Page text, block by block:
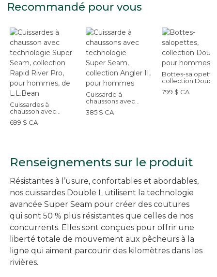
Recommandé pour vous
Cuissardes à
chausson avec
technologie Super
Seam, collection
699 $ CA
Cuissarde à
chaussons avec
technologie
Super Seam,
385 $ CA
Bottes-
collection
pour hommes
799 $ CA
Renseignements sur le produit
Résistantes à l’usure, confortables et abordables,
nos cuissardes Double L utilisent la technologie
avancée Super Seam pour créer des coutures
qui sont 50 % plus résistantes que celles de nos
concurrents. Elles sont conçues pour offrir une
liberté totale de mouvement aux pêcheurs à la
ligne qui aiment parcourir des kilomètres dans les
rivières.